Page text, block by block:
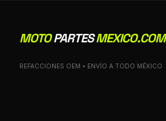
MOTOPARTESMEXICO.COM
REFACCIONES OEM • ENVÍO A TODO MÉXICO